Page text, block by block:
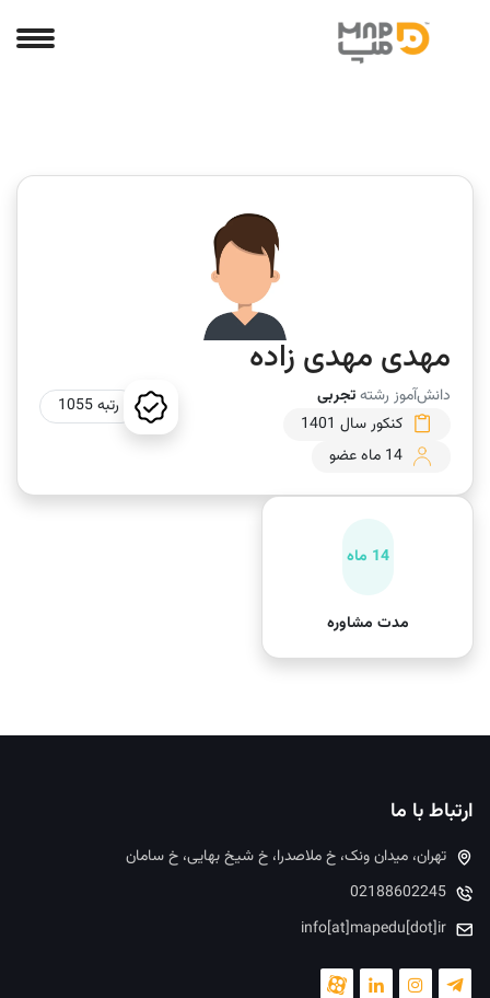
مهدی مهدی زاده
دانش‌آموز رشتهتجربی
کنکور سال 1401
14 ماه عضو
رتبه 1055
14 ماه
مدت مشاوره
ارتباط با ما
تهران، میدان ونک، خ ملاصدرا، خ شیخ بهایی، خ سامان
02188602245
info[at]mapedu[dot]ir